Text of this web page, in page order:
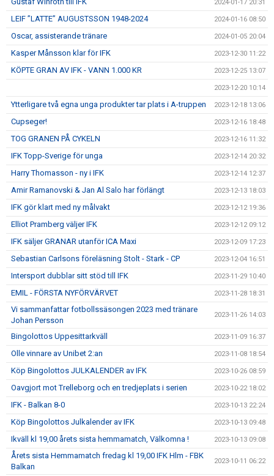
2024-01-17 20:31
LEIF ”LATTE” AUGUSTSSON 1948-2024 2024-01-16 08:50
Oscar, assisterande tränare 2024-01-05 20:04
Kasper Månsson klar för IFK 2023-12-30 11:22
KÖPTE GRAN AV IFK - VANN 1.000 KR 2023-12-25 13:07
2023-12-20 10:14
Ytterligare två egna unga produkter tar plats i A-truppen 2023-12-18 13:06
Cupseger! 2023-12-16 18:48
TOG GRANEN PÅ CYKELN 2023-12-16 11:32
IFK Topp-Sverige för unga 2023-12-14 20:32
Harry Thomasson - ny i IFK 2023-12-14 12:37
Amir Ramanovski & Jan Al Salo har förlängt 2023-12-13 18:03
IFK gör klart med ny målvakt 2023-12-12 19:36
Elliot Pramberg väljer IFK 2023-12-12 09:12
IFK säljer GRANAR utanför ICA Maxi 2023-12-09 17:23
Sebastian Carlsons föreläsning Stolt - Stark - CP 2023-12-04 16:51
Intersport dubblar sitt stöd till IFK 2023-11-29 10:40
EMIL - FÖRSTA NYFÖRVÄRVET 2023-11-28 18:31
Vi sammanfattar fotbollssäsongen 2023 med tränare
Johan Persson
2023-11-26 14:03
Bingolottos Uppesittarkväll 2023-11-09 16:37
Olle vinnare av Unibet 2:an 2023-11-08 18:54
Köp Bingolottos JULKALENDER av IFK 2023-10-26 08:59
Oavgjort mot Trelleborg och en tredjeplats i serien 2023-10-22 18:02
IFK - Balkan 8-0 2023-10-13 22:24
Köp Bingolottos Julkalender av IFK 2023-10-13 09:48
Ikväll kl 19,00 årets sista hemmamatch, Välkomna ! 2023-10-13 09:08
Årets sista Hemmamatch fredag kl 19,00 IFK Hlm - FBK
Balkan
2023-10-11 06:22